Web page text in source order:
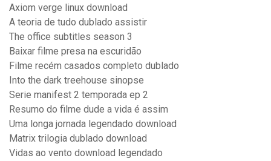
Axiom verge linux download
A teoria de tudo dublado assistir
The office subtitles season 3
Baixar filme presa na escuridão
Filme recém casados completo dublado
Into the dark treehouse sinopse
Serie manifest 2 temporada ep 2
Resumo do filme dude a vida é assim
Uma longa jornada legendado download
Matrix trilogia dublado download
Vidas ao vento download legendado